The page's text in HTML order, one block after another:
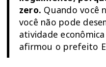
zero. Quando você
você não pode
atividade
afirmou o prefeito